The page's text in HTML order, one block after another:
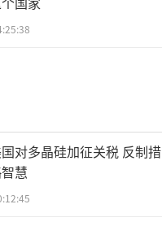
对多晶硅加征关税 反制措
慧